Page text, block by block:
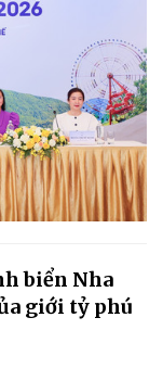
biển Nha
giới tỷ phú